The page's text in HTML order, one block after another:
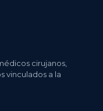
cirujanos,
vinculados a la